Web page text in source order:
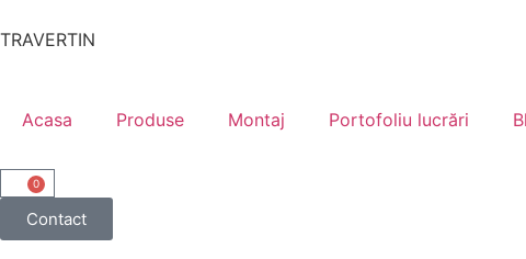
TRAVERTIN
Acasa Produse Montaj Portofoliu lucrări
0
Contact